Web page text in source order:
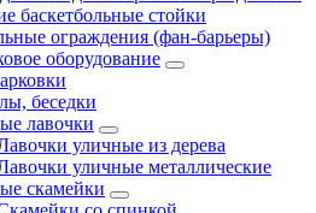
баскетбольные стойки
ограждения (фан-барьеры)
оборудование
беседки
лавочки
уличные из дерева
уличные металлические
скамейки